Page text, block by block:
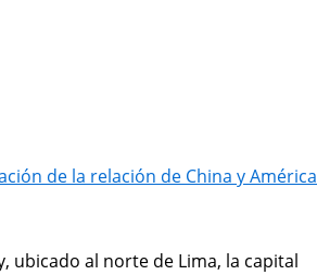
de la relación de China y América
ubicado al norte de Lima, la capital